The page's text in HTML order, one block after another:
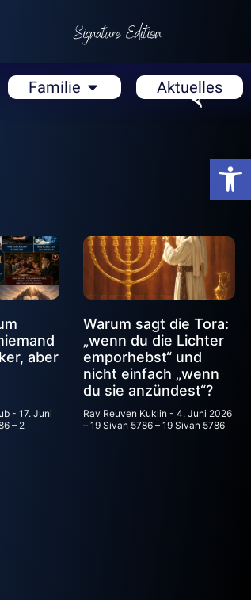
Familie Aktuelles
aber
17. Juni
– 2
Warum sagt die Tora:
„wenn du die Lichter
emporhebst“ und
nicht einfach „wenn
du sie anzündest“?
Rav Reuven Kuklin
4. Juni 2026
– 19 Sivan 5786 – 19 Sivan 5786